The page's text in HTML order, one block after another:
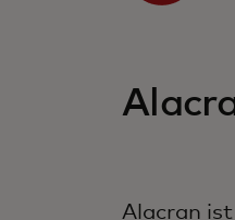
Alacran